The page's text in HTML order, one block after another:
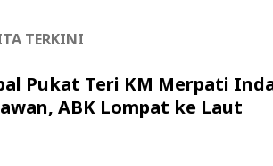
TERKINI
Pukat Teri KM Merpati
ABK Lompat ke Laut